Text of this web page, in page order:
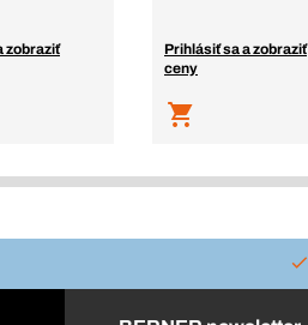
zobraziť
Prihlásiť sa a zobraziť
ceny